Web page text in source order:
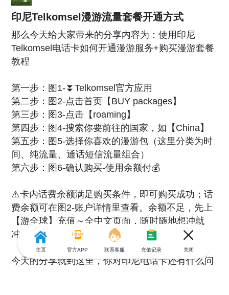
印尼Telkomsel漫游流量套餐开通方式
那么今天给大家带来的分享内容为：使用印尼
Telkomsel电话卡如何开通漫游服务+购买漫游套餐
教程
第一步：图1-⏬Telkomsel官方应用
第二步：图2-点击首页【BUY packages】
第三步：图3-点击【roaming】
第四步：图4-搜索你要前往的国家，如【China】
第五步：图5-选择你喜欢的漫游包（这里分类为时
间、纯流量、通话短信流量组合）
第六步：图6-确认购买-使用余额付💰
⚠️卡内话费余额满足购买条件，即可购买成功；话
费余额可在图2-账户详情里查看。余额不足，先上
【游全球】充值～全中文页面，随时随地想冲就
冲！
今天的分享就到这里，你对印尼电话卡还有什么问
主页 官方APP 联系客服 充值记录 关闭